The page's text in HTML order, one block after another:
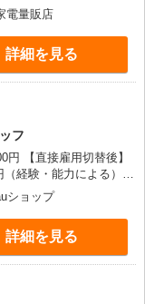
・゜+゜ 入社祝い金10
。○。・゜+゜
電量販店
詳細を見る
フ
円 【直接雇用切替後】
経験・能力による）
日 ・試用期間最短3
更無） ・社会保険完備
トステーション ・誕生
゜+゜・。
入社祝い金10万円支
ショップ
詳細を見る